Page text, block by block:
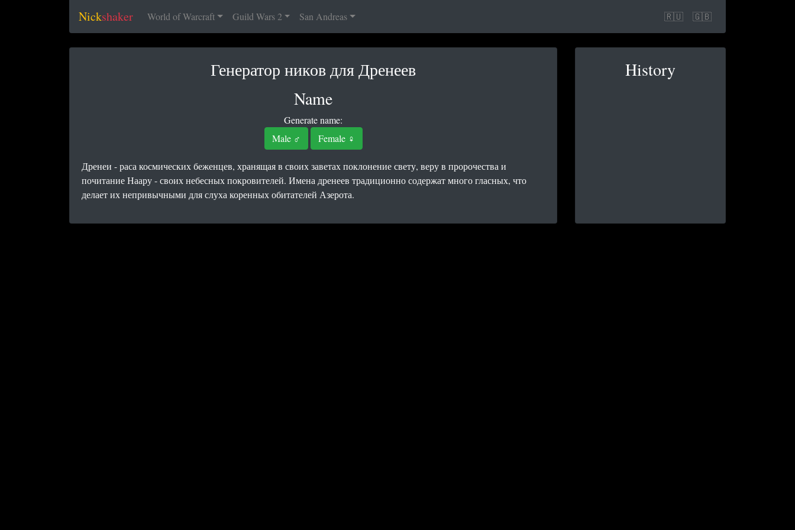
Nickshaker World of Warcraft Guild Wars 2 San Andreas 🇷🇺 🇬🇧
Генератор ников для Дренеев
Name
Generate name:
Male ♂
Female ♀
Дренеи - раса космических беженцев, хранящая в своих заветах поклонение свету, веру в пророчества и
почитание Наару - своих небесных покровителей. Имена дренеев традиционно содержат много гласных, что
делает их непривычными для слуха коренных обитателей Азерота.
History